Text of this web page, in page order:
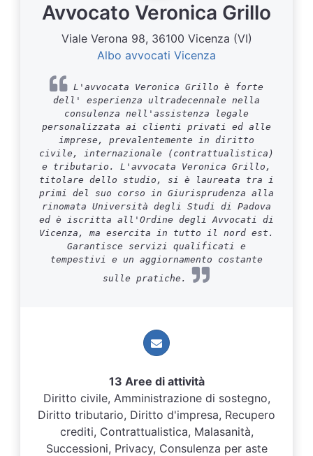
Avvocato Veronica Grillo
Viale Verona 98, 36100 Vicenza (VI)
Albo avvocati Vicenza
L'avvocata Veronica Grillo è forte
dell' esperienza ultradecennale nella
consulenza nell'assistenza legale
personalizzata ai clienti privati ed alle
imprese, prevalentemente in diritto
civile, internazionale (contrattualistica)
e tributario. L'avvocata Veronica Grillo,
titolare dello studio, si è laureata tra i
primi del suo corso in Giurisprudenza alla
rinomata Università degli Studi di Padova
ed è iscritta all'Ordine degli Avvocati di
Vicenza, ma esercita in tutto il nord est.
Garantisce servizi qualificati e
tempestivi e un aggiornamento costante
sulle pratiche.
13 Aree di attività
Diritto civile, Amministrazione di sostegno,
Diritto tributario, Diritto d'impresa, Recupero
crediti, Contrattualistica, Malasanità,
Successioni, Privacy, Consulenza per aste